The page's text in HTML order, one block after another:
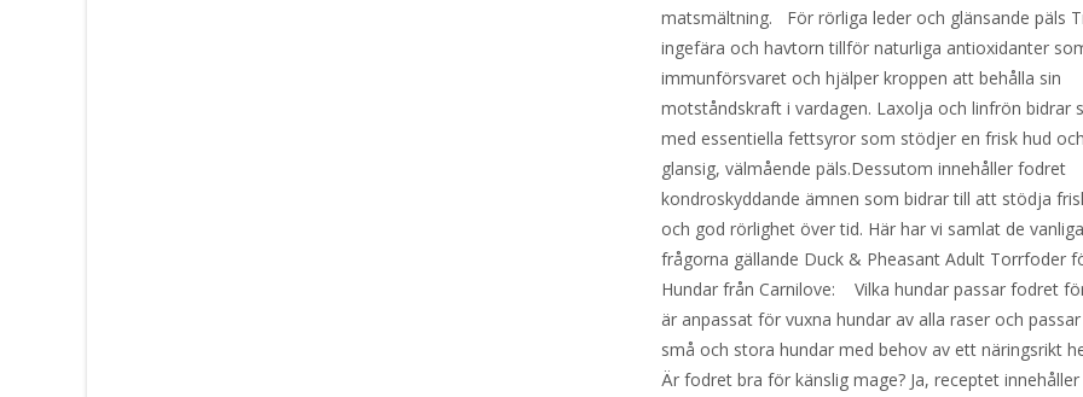
matsmältning. För rörliga leder och glänsande päls
ingefära och havtorn tillför naturliga antioxidanter
immunförsvaret och hjälper kroppen att behålla sin
motståndskraft i vardagen. Laxolja och linfrön bidrar
med essentiella fettsyror som stödjer en frisk hud
glansig, välmående päls.Dessutom innehåller fodret
kondroskyddande ämnen som bidrar till att stödja
och god rörlighet över tid. Här har vi samlat de
frågorna gällande Duck & Pheasant Adult Torrfoder
Hundar från Carnilove: Vilka hundar passar fodret
är anpassat för vuxna hundar av alla raser och
små och stora hundar med behov av ett näringsrikt
Är fodret bra för känslig mage? Ja, receptet innehåller